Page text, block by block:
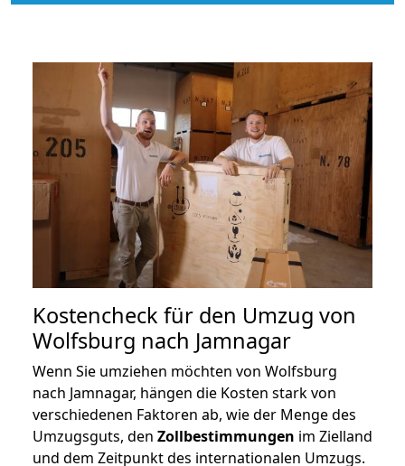
Kostencheck für den Umzug von
Wolfsburg nach Jamnagar
Wenn Sie umziehen möchten von Wolfsburg
nach Jamnagar, hängen die Kosten stark von
verschiedenen Faktoren ab, wie der Menge des
Umzugsguts, den Zollbestimmungen im Zielland
und dem Zeitpunkt des internationalen Umzugs.